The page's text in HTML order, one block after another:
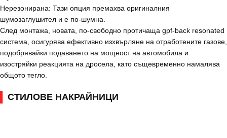
Нерезонирана: Тази опция премахва оригиналния
шумозаглушител и е по-шумна.
След монтажа, новата, по-свободно протичаща gpf-back resonated
система, осигурява ефективно изхвърляне на отработените газове,
подобрявайки подаването на мощност на автомобила и
изостряйки реакцията на дросела, като същевременно намалява
общото тегло.
СТИЛОВЕ НАКРАЙНИЦИ